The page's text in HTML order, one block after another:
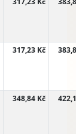
317,23 Kč
348,84 Kč